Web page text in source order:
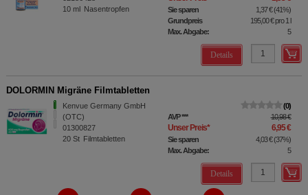
10 ml Nasentropfen Sie sparen 1,37 €(41%)
Grundpreis
195,00 €pro 1 l
Max. Abgabe:
5
Details
DOLORMIN Migräne Filmtabletten
Kenvue Germany GmbH
(OTC)
01300827
20 St Filmtabletten
0
AVP*** 10,98 €
Unser Preis* 6,95 €
Sie sparen 4,03 €(37%)
Max. Abgabe:
5
Details